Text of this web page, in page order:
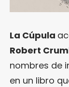
La Cúpula
Robert
nombres de
en un libro